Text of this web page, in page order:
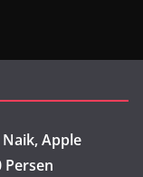
Apple
Persen